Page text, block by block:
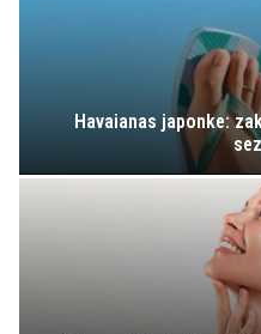
Havaianas japonke: